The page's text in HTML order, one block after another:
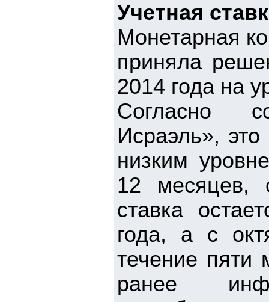
Учетная
Монетарная
приняла
2014 года на
Согласно
Исраэль»,
низким
12 месяцев,
ставка
года, а с
течение пяти
ранее